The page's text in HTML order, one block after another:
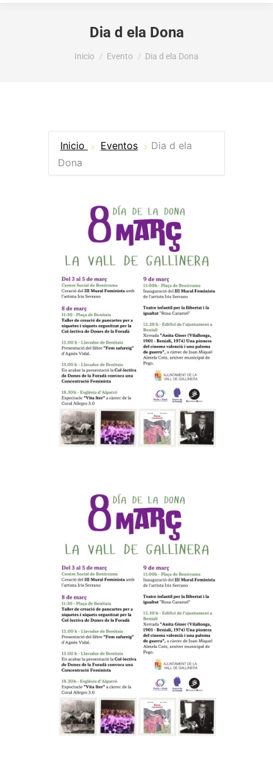
Dia d ela Dona
Estás aquí:
Inicio Evento Dia d ela Dona
Inicio Eventos
Dia d ela
Dona